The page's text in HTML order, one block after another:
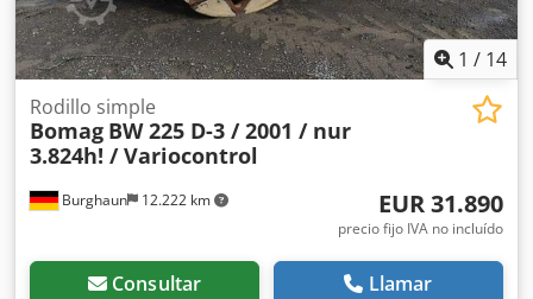
1 / 14
Burghaun 12.222 km
Rodillo simple
Bomag BW 225 D-3 / 2001 / nur
3.824h! / Variocontrol
EUR 31.890
precio fijo IVA no incluído
Consultar Llamar